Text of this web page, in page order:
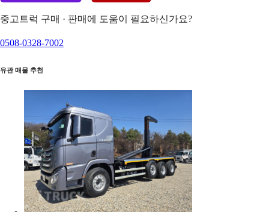
중고트럭 구매 · 판매에 도움이 필요하신가요?
0508-0328-7002
유관 매물 추천